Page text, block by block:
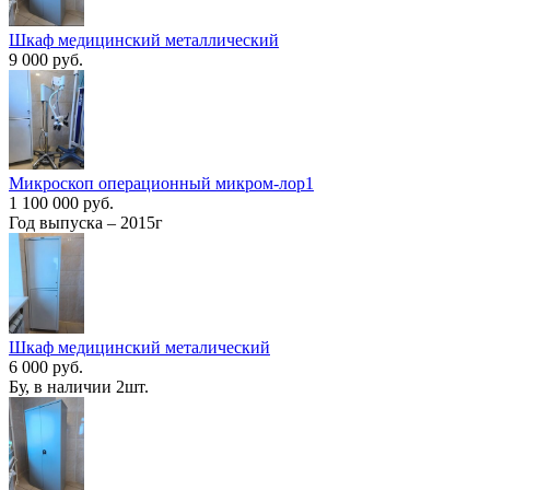
Шкаф медицинский металлический
9 000 руб.
Микроскоп операционный микром-лор1
1 100 000 руб.
Год выпуска – 2015г
Шкаф медицинский металический
6 000 руб.
Бу, в наличии 2шт.